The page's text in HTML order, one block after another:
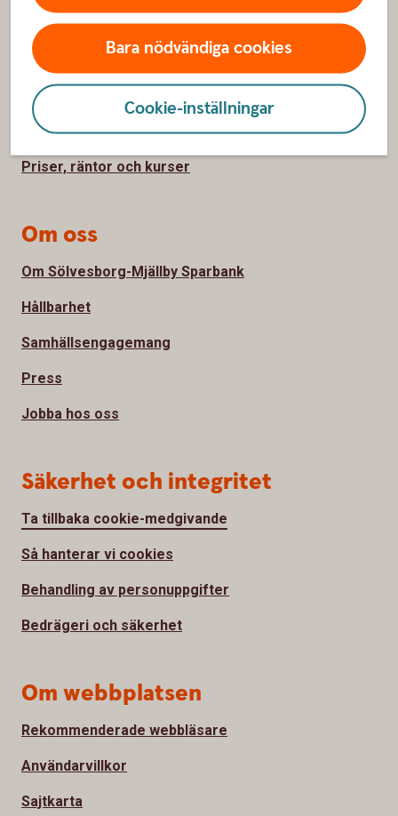
Bara nödvändiga cookies
Cookie-inställningar
Sidfot
Hitta snabbt
Kontakta oss
Spärrhjälp
Bli kund
Priser, räntor och kurser
Om oss
Om Sölvesborg-Mjällby Sparbank
Hållbarhet
Samhällsengagemang
Press
Jobba hos oss
Säkerhet och integritet
Ta tillbaka cookie-medgivande
Så hanterar vi cookies
Behandling av personuppgifter
Bedrägeri och säkerhet
Om webbplatsen
Rekommenderade webbläsare
Användarvillkor
Sajtkarta